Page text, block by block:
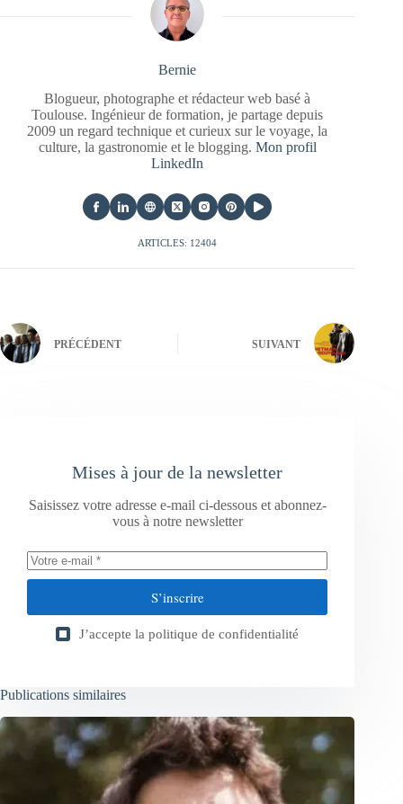
Bernie
Blogueur, photographe et rédacteur web basé à
Toulouse. Ingénieur de formation, je partage depuis
2009 un regard technique et curieux sur le voyage, la
culture, la gastronomie et le blogging. Mon profil
LinkedIn
ARTICLES: 12404
PRÉCÉDENT SUIVANT
Mises à jour de la newsletter
Saisissez votre adresse e-mail ci-dessous et abonnez-
vous à notre newsletter
S’inscrire
J’accepte la politique de confidentialité
Publications similaires